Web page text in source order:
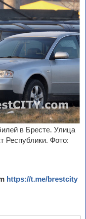
в Бресте. Улица
Республики. Фото:
https://t.me/brestcity